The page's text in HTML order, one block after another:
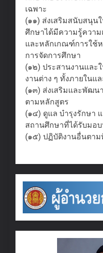
เฉพาะ
(๑๑) ส่งเสริมสนับสนุน
ศึกษาได้มีความรู้ความ
และหลักเกณฑ์การใช้
การจัดการศึกษา
(๑๒) ประสานงานและ
งานต่าง ๆ ทั้งภายในแ
(๑๓) ส่งเสริมและพัฒน
ตามหลักสูตร
(๑๔) ดูแล บำรุงรักษา
สถานศึกษาที่ได้รับมอ
(๑๕) ปฏิบัติงานอื่นตา